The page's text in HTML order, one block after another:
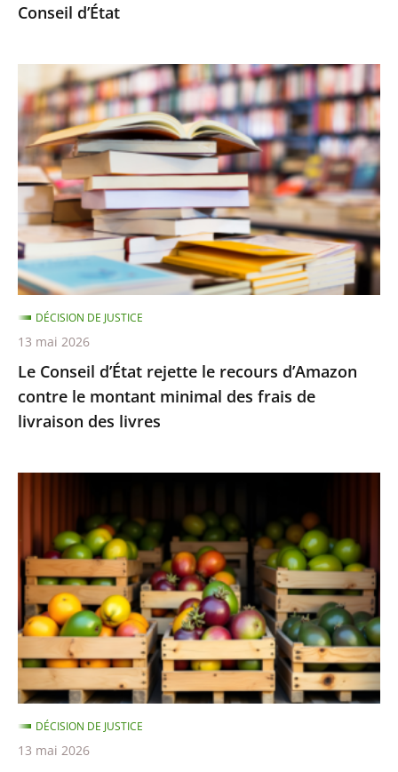
Conseil d’État
Conseil
d’État
rejette
le
recours
d’Amazon
contre
le
montant
minimal
des
frais
de
livraison
livres
Le Conseil d’État rejette le recours d’Amazon
contre le montant minimal des frais de
livraison des livres
DÉCISION DE JUSTICE
13 mai 2026
légumes
provenant
de
pays
hors
UE
contenant
des
résidus
DÉCISION DE JUSTICE
13 mai 2026